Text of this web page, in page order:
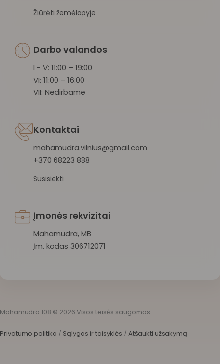
Žiūrėti žemėlapyje
Darbo valandos
I - V: 11:00 – 19:00
VI: 11:00 – 16:00
VII: Nedirbame
Kontaktai
mahamudra.vilnius@gmail.com
+370 68223 888
Susisiekti
Įmonės rekvizitai
Mahamudra, MB
Įm. kodas 306712071
Mahamudra 108 © 2026 Visos teisės saugomos.
Privatumo politika / Sąlygos ir taisyklės / Atšaukti užsakymą